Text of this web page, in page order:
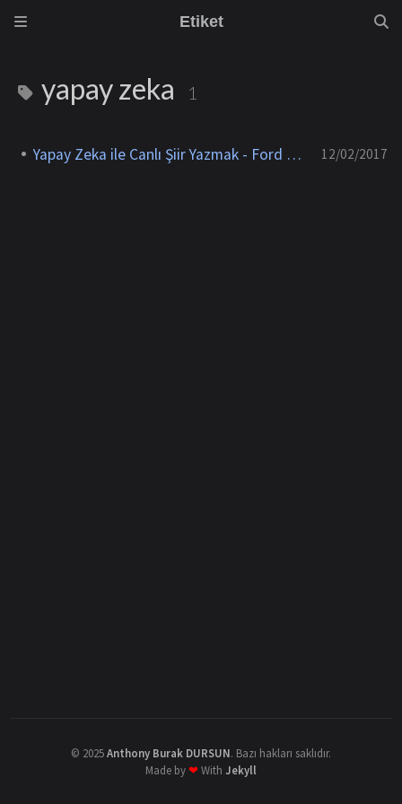
Etiket
yapay zeka 1
Yapay Zeka ile Canlı Şiir Yazmak - Ford Türkiye 12/02/2017
© 2025Anthony Burak DURSUN. Bazı hakları saklıdır.
Made by❤ With Jekyll